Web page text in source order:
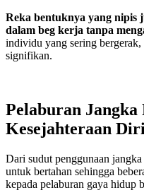
Reka bentuknya yang nipis
dalam beg kerja tanpa
individu yang sering
signifikan.
Pelaburan
Kesejahteraan Diri
Dari sudut penggunaan
untuk bertahan sehingga
kepada pelaburan gaya hidup